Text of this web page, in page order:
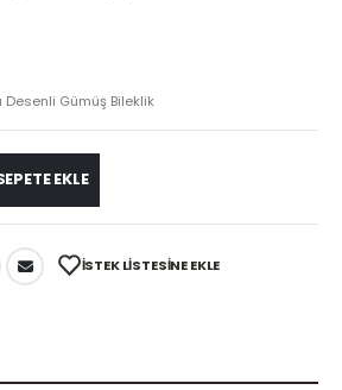
Desenli Gümüş Bileklik
EKLE
İSTEK LISTESINE EKLE